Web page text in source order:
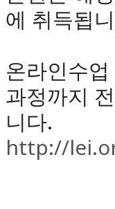
에 취득됩
온라인수
과정까지
니다.
http://